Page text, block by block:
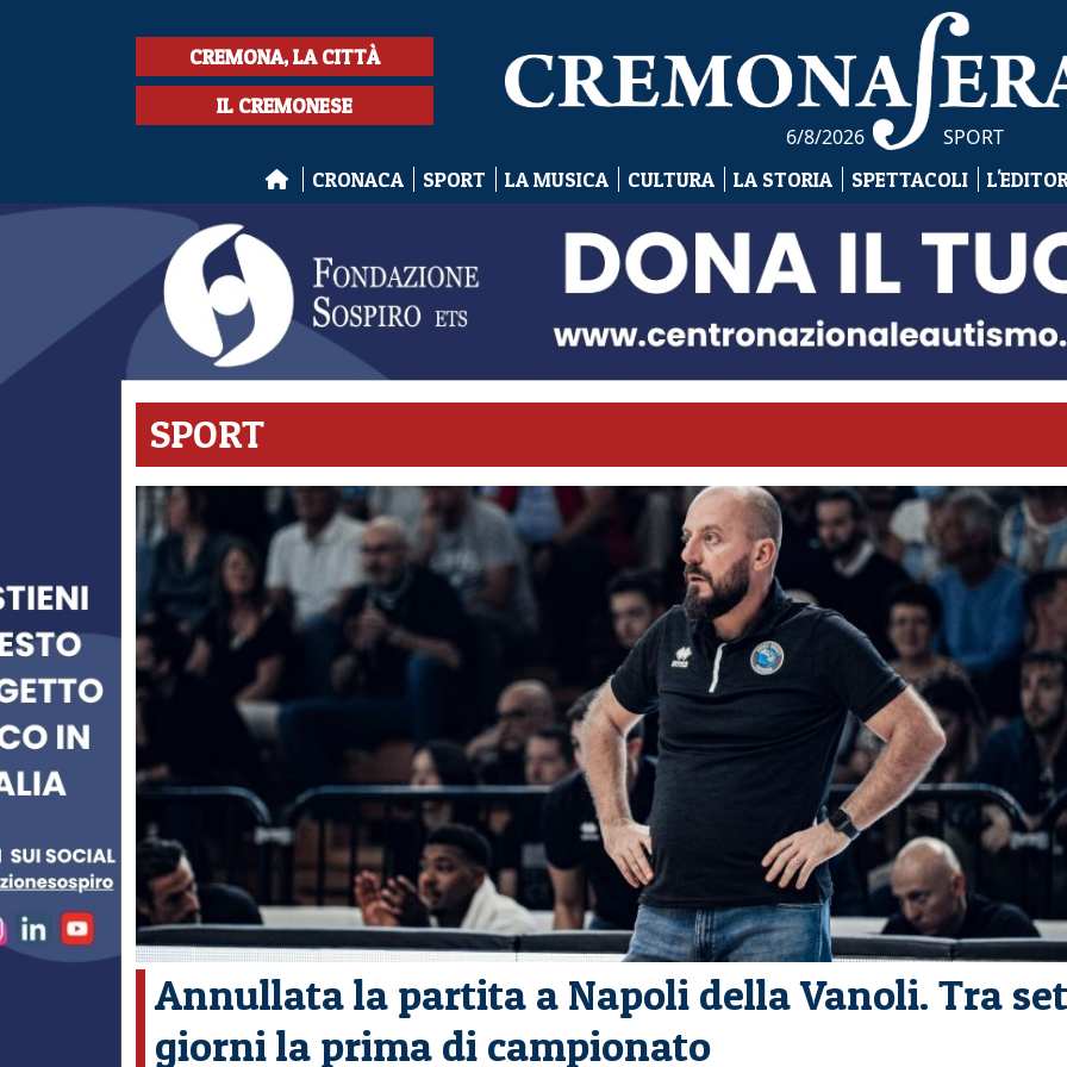
CREMONA, LA CITTÀ
IL CREMONESE
6/8/2026 SPORT
CRONACA SPORT LA MUSICA CULTURA LA STORIA SPETTACOLI
SPORT
Annullata la partita a Napoli della Vanoli. Tra
giorni la prima di campionato